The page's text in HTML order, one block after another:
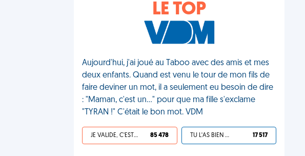
LE TOP
Aujourd'hui, j'ai joué au Taboo avec des amis et mes
deux enfants. Quand est venu le tour de mon fils de
faire deviner un mot, il a seulement eu besoin de dire
: "Maman, c'est un…" pour que ma fille s'exclame
"TYRAN !" C'était le bon mot. VDM
JE VALIDE, C'EST UNE VDM 85 478 TU L'AS BIEN MÉRITÉ 17 517